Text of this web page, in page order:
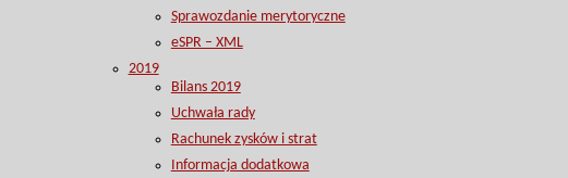
Sprawozdanie merytoryczne
eSPR – XML
2019
Bilans 2019
Uchwała rady
Rachunek zysków i strat
Informacja dodatkowa